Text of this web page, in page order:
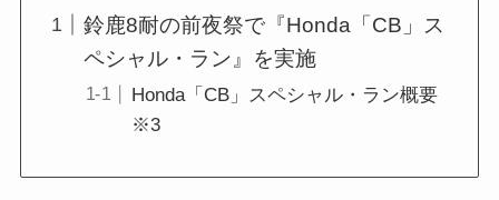
鈴鹿8耐の前夜祭で『Honda「CB」ス
ペシャル・ラン』を実施
Honda「CB」スペシャル・ラン概要
※3